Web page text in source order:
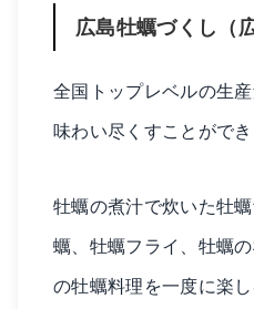
広島牡蠣づくし（
全国トップレベルの生
味わい尽くすことができ
牡蠣の煮汁で炊いた牡
蠣、牡蠣フライ、牡蠣
の牡蠣料理を一度に楽